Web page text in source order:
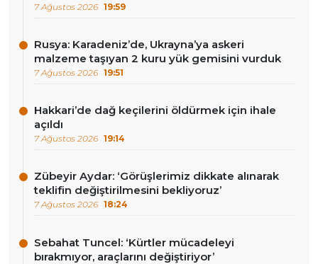
7 Ağustos 2026 19:59
Rusya: Karadeniz’de, Ukrayna’ya askeri
malzeme taşıyan 2 kuru yük gemisini vurduk
7 Ağustos 2026 19:51
Hakkari’de dağ keçilerini öldürmek için ihale
açıldı
7 Ağustos 2026 19:14
Zübeyir Aydar: ‘Görüşlerimiz dikkate alınarak
teklifin değiştirilmesini bekliyoruz’
7 Ağustos 2026 18:24
Sebahat Tuncel: ‘Kürtler mücadeleyi
bırakmıyor, araçlarını değiştiriyor’